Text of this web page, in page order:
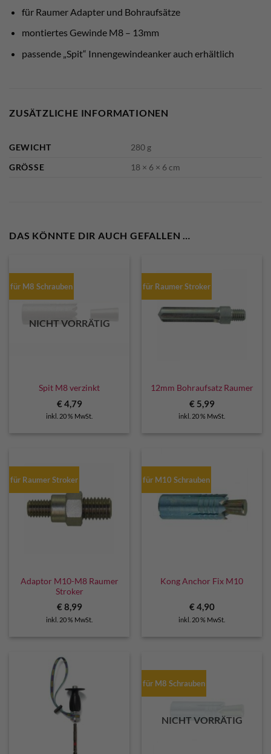
für Raumer Adapter und Bohraufsätze
montiertes Gewinde M8 – 13mm
passende „Spit“ Innengewindeanker auch erhältlich
ZUSÄTZLICHE INFORMATIONEN
GEWICHT
280 g
GRÖSSE
18 × 6 × 6 cm
DAS KÖNNTE DIR AUCH GEFALLEN …
für M8 Schrauben
NICHT VORRÄTIG
Spit M8 verzinkt
€ 4,79
inkl. 20 % MwSt.
für Raumer Stroker
12mm Bohraufsatz Raumer
€ 5,99
inkl. 20 % MwSt.
für Raumer Stroker
Adaptor M10-M8 Raumer
Stroker
€8,99
inkl. 20 % MwSt.
für M10 Schrauben
Kong Anchor Fix M10
€4,90
inkl. 20 % MwSt.
für M8 Schrauben
NICHT VORRÄTIG